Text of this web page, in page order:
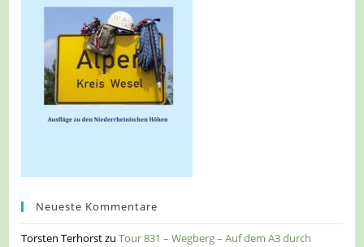
Neueste Kommentare
Torsten TerhorstzuTour 831 – Wegberg – Auf dem A3 durch